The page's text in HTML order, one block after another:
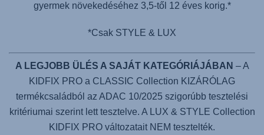
gyermek növekedéséhez 3,5-től 12 éves korig.*
*Csak STYLE & LUX
A LEGJOBB ÜLÉS A SAJÁT KATEGÓRIÁJÁBAN – A
KIDFIX PRO a CLASSIC Collection KIZÁRÓLAG
termékcsaládból az ADAC 10/2025 szigorúbb tesztelési
kritériumai szerint lett tesztelve. A LUX & STYLE Collection
KIDFIX PRO változatait NEM tesztelték.